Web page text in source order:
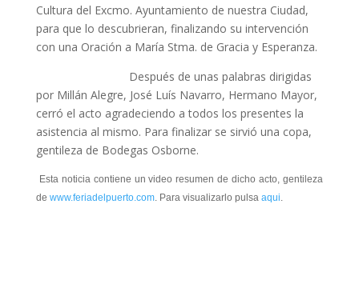
Cultura del Excmo. Ayuntamiento de nuestra Ciudad,
para que lo descubrieran, finalizando su intervención
con una Oración a María Stma. de Gracia y Esperanza.
Después de unas palabras dirigidas
por Millán Alegre, José Luís Navarro, Hermano Mayor,
cerró el acto agradeciendo a todos los presentes la
asistencia al mismo. Para finalizar se sirvió una copa,
gentileza de Bodegas Osborne.
Esta noticia contiene un video resumen de dicho acto, gentileza
de www.feriadelpuerto.com. Para visualizarlo pulsa aqui.